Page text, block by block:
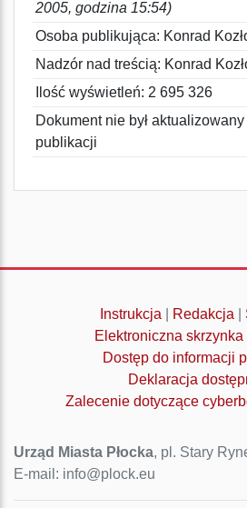
2005, godzina 15:54)
Osoba publikująca: Konrad
Nadzór nad treścią: Konrad
Ilość wyświetleń: 2 695 326
Dokument nie był
publikacji
Instrukcja Redakcja
Elektroniczna
Dostęp do informacji
Deklaracja
Zalecenie dotyczące
Urząd Miasta Płocka, pl. Stary
E-mail: info@plock.eu